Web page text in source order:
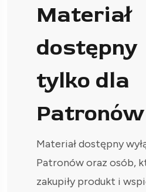
Materiał
dostępny
tylko dla
Patronów
Materiał dostępny
Patronów oraz osób,
zakupiły produkt i